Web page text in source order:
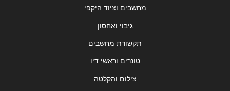
מחשבים וציוד היקפי
גיבוי ואחסון
תקשורת מחשבים
טונרים וראשי דיו
צילום והקלטה